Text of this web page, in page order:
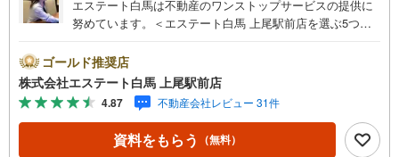
エステート白馬は不動産のワンストップサービスの提供に
努めています。＜エステート白馬 上尾駅前店を選ぶ5つの
ーヨーカドー上尾駅前店」内に立地。2.無料駐車場完備の
お店立体駐車場は全480台収容可。駐車場完備してます。3.
大型キッズスペース当店自慢のキッズスペースをぜひご覧
ください。店内におむつ替えコーナーもご用意してます。
4.年中無休・365日営業でお手伝い営業時間:10時～20時ま
で。スピードある対応が自慢のお店です。5.提携FPへの無
ゴールド推奨店
株式会社エステート白馬 上尾駅前店
4.87 不動産会社レビュー 31件
資料をもらう （無料）